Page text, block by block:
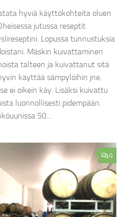
hyviä käyttökohteita oluen
jutussa reseptit
Lopussa tunnustuksia
Mäskin kuivattaminen
talteen ja kuivattanut sitä
käyttää sämpylöihin jne.
ei oikein käy. Lisäksi kuivattu
luonnollisesti pidempään.
50...
0